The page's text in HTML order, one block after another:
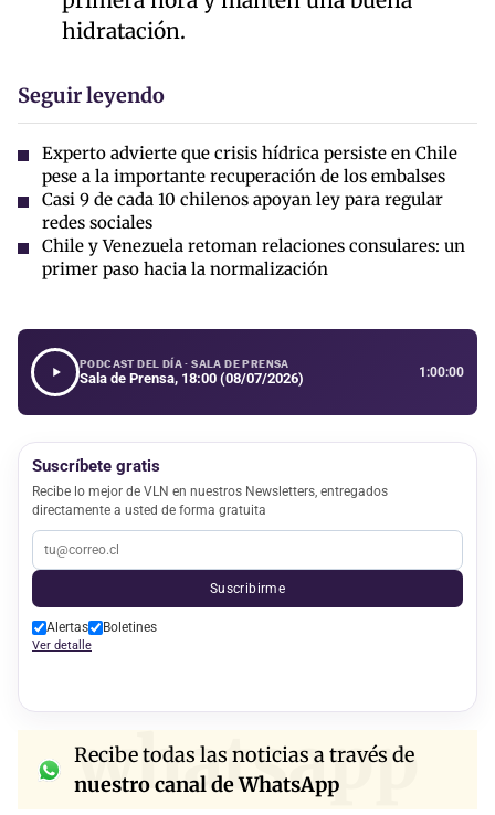
hidratación.
Seguir leyendo
Experto advierte que crisis hídrica persiste en Chile
pese a la importante recuperación de los embalses
Casi 9 de cada 10 chilenos apoyan ley para regular
redes sociales
Chile y Venezuela retoman relaciones consulares: un
primer paso hacia la normalización
PODCAST DEL DÍA · SALA DE PRENSA
Sala de Prensa, 18:00 (08/07/2026) 1:00:00
Suscríbete gratis
Recibe lo mejor de VLN en nuestros Newsletters, entregados
directamente a usted de forma gratuita
Suscribirme
Alertas Boletines
Ver detalle
whatsapp
Recibe todas las noticias a través de
nuestro canal de WhatsApp